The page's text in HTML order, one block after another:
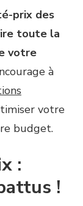
prix des
toute la
votre
à
votre
budget.
:
!